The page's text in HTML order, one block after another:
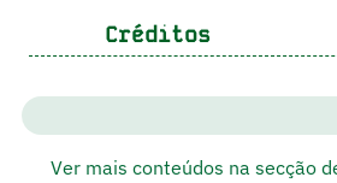
Créditos
Ver mais conteúdos na secção